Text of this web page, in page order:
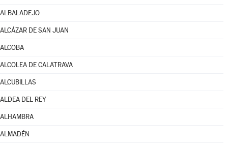
ALBALADEJO
ALCÁZAR DE SAN JUAN
ALCOBA
ALCOLEA DE CALATRAVA
ALCUBILLAS
ALDEA DEL REY
ALHAMBRA
ALMADÉN